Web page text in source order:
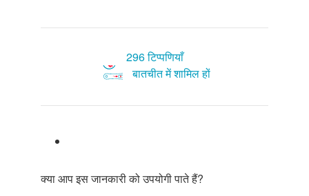
296 टिप्पणियाँ
बातचीत में शामिल हों
क्या आप इस जानकारी को उपयोगी पाते हैं?